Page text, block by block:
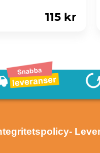
115 kr
-